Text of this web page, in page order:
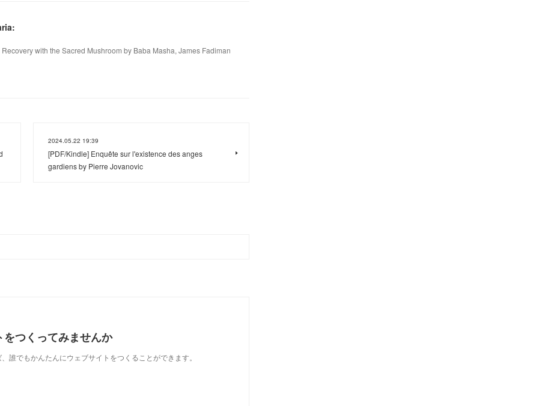
with the Sacred Mushroom by Baba Masha, James Fadiman
2024.05.22 19:39
[PDF/Kindle] Enquête sur l'existence des anges
gardiens by Pierre Jovanovic
をつくってみませんか
誰でもかんたんにウェブサイトをつくることができます。